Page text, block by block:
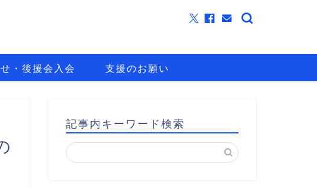
・後援会入会 支援のお願い
記事内キーワード検索